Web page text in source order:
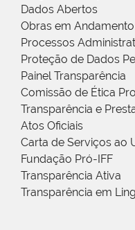
Dados Abertos
Obras em
Processos
Proteção de Dados
Painel Transparência
Comissão de Ética
Transparência e
Atos Oficiais
Carta de Serviços ao
Fundação Pró-IFF
Transparência Ativa
Transparência em